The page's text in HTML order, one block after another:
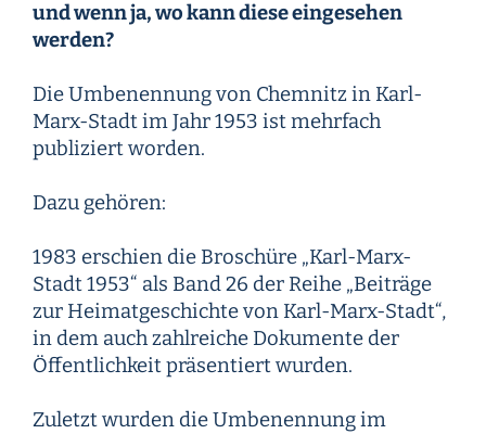
und wenn ja, wo kann diese eingesehen
werden?
Die Umbenennung von Chemnitz in Karl-
Marx-Stadt im Jahr 1953 ist mehrfach
publiziert worden.
Dazu gehören:
1983 erschien die Broschüre „Karl-Marx-
Stadt 1953“ als Band 26 der Reihe „Beiträge
zur Heimatgeschichte von Karl-Marx-Stadt“,
in dem auch zahlreiche Dokumente der
Öffentlichkeit präsentiert wurden.
Zuletzt wurden die Umbenennung im